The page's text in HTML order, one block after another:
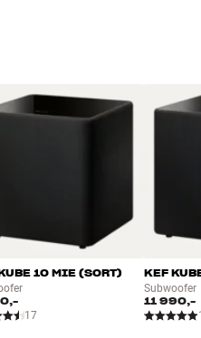
10 MIE (SORT)
17
KEF
Subwoofer
11 990,-